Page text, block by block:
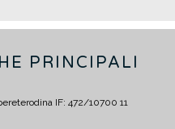
PRINCIPALI
IF: 472/10700 11